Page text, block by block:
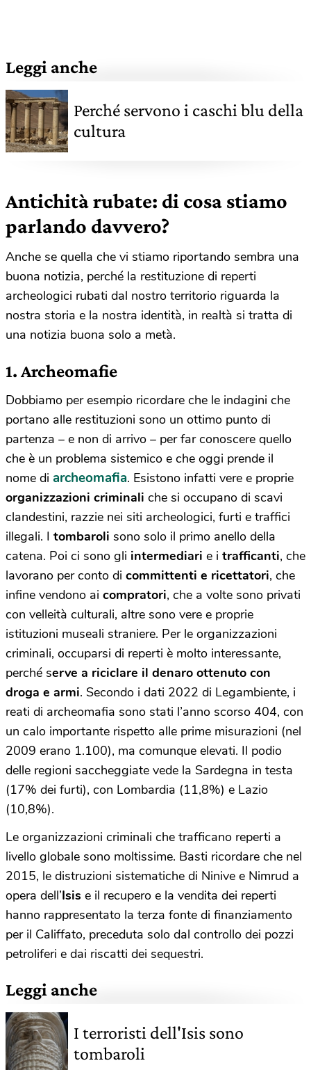
Leggi anche
Perché servono i caschi blu della
cultura
Antichità rubate: di cosa stiamo
parlando davvero?
Anche se quella che vi stiamo riportando sembra una
buona notizia, perché la restituzione di reperti
archeologici rubati dal nostro territorio riguarda la
nostra storia e la nostra identità, in realtà si tratta di
una notizia buona solo a metà.
1. Archeomafie
Dobbiamo per esempio ricordare che le indagini che
portano alle restituzioni sono un ottimo punto di
partenza – e non di arrivo – per far conoscere quello
che è un problema sistemico e che oggi prende il
nome di archeomafia. Esistono infatti vere e proprie
organizzazioni criminali che si occupano di scavi
clandestini, razzie nei siti archeologici, furti e traffici
illegali. I tombaroli sono solo il primo anello della
catena. Poi ci sono gli intermediari e i trafficanti, che
lavorano per conto di committenti e ricettatori, che
infine vendono ai compratori, che a volte sono privati
con velleità culturali, altre sono vere e proprie
istituzioni museali straniere. Per le organizzazioni
criminali, occuparsi di reperti è molto interessante,
perché serve a riciclare il denaro ottenuto con
droga e armi. Secondo i dati 2022 di Legambiente, i
reati di archeomafia sono stati l’anno scorso 404, con
un calo importante rispetto alle prime misurazioni (nel
2009 erano 1.100), ma comunque elevati. Il podio
delle regioni saccheggiate vede la Sardegna in testa
(17% dei furti), con Lombardia (11,8%) e Lazio
(10,8%).
Le organizzazioni criminali che trafficano reperti a
livello globale sono moltissime. Basti ricordare che nel
2015, le distruzioni sistematiche di Ninive e Nimrud a
opera dell’Isis e il recupero e la vendita dei reperti
hanno rappresentato la terza fonte di finanziamento
per il Califfato, preceduta solo dal controllo dei pozzi
petroliferi e dai riscatti dei sequestri.
Leggi anche
I terroristi dell'Isis sono
tombaroli